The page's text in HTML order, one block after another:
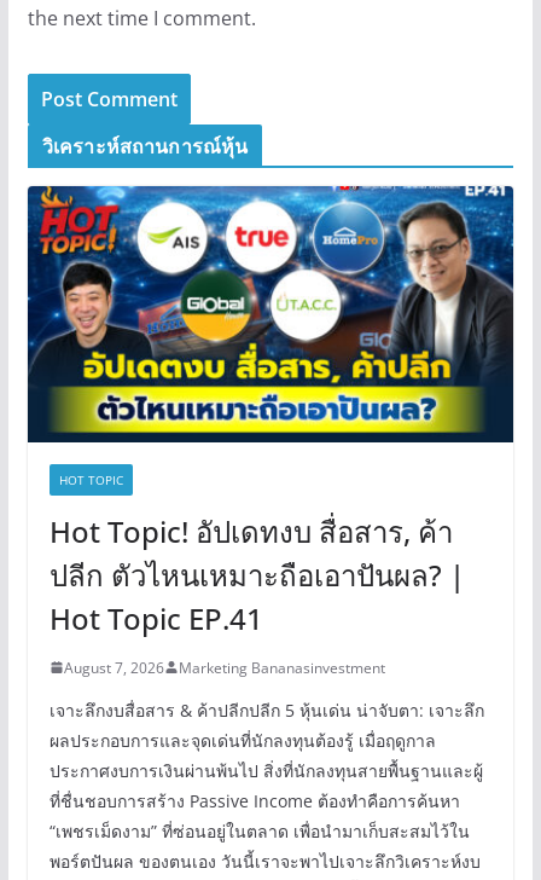
the next time I comment.
วิเคราะห์สถานการณ์หุ้น
HOT TOPIC
Hot Topic! อัปเดทงบ สื่อสาร, ค้า
ปลีก ตัวไหนเหมาะถือเอาปันผล? |
Hot Topic EP.41
August 7, 2026 Marketing Bananasinvestment
เจาะลึกงบสื่อสาร & ค้าปลีกปลีก 5 หุ้นเด่น น่าจับตา: เจาะลึก
ผลประกอบการและจุดเด่นที่นักลงทุนต้องรู้ เมื่อฤดูกาล
ประกาศงบการเงินผ่านพ้นไป สิ่งที่นักลงทุนสายพื้นฐานและผู้
ที่ชื่นชอบการสร้าง Passive Income ต้องทำคือการค้นหา
“เพชรเม็ดงาม” ที่ซ่อนอยู่ในตลาด เพื่อนำมาเก็บสะสมไว้ใน
พอร์ตปันผล ของตนเอง วันนี้เราจะพาไปเจาะลึกวิเคราะห์งบ